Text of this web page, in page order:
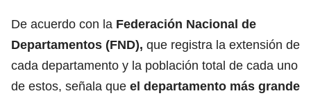
De acuerdo con la Federación Nacional de
Departamentos (FND), que registra la extensión de
cada departamento y la población total de cada uno
de estos, señala que el departamento más grande